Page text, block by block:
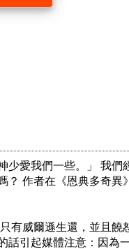
少愛我們一些。」 我們
作者在《恩典多奇異
有威爾遜生還，並且饒
引起媒體注意：因為